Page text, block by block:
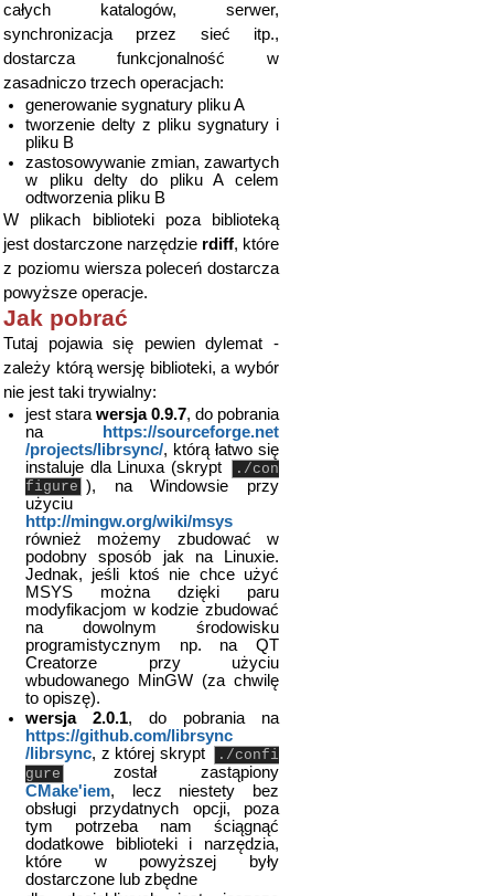
całych katalogów, serwer,
synchronizacja przez sieć itp.,
dostarcza funkcjonalność w
zasadniczo trzech operacjach:
generowanie sygnatury pliku A
tworzenie delty z pliku sygnatury i
pliku B
zastosowywanie zmian, zawartych
w pliku delty do pliku A celem
odtworzenia pliku B
W plikach biblioteki poza biblioteką
jest dostarczone narzędzie rdiff, które
z poziomu wiersza poleceń dostarcza
powyższe operacje.
Jak pobrać
Tutaj pojawia się pewien dylemat -
zależy którą wersję biblioteki, a wybór
nie jest taki trywialny:
jest stara wersja 0.9.7, do pobrania
na
https://sourceforge.net​
/projects/librsync/, którą łatwo się
instaluje dla Linuxa (skrypt
./con
figure ), na Windowsie przy
użyciu
http://mingw.org/wiki/msys
również możemy zbudować w
podobny sposób jak na Linuxie.
Jednak, jeśli ktoś nie chce użyć
MSYS można dzięki paru
modyfikacjom w kodzie zbudować
na dowolnym środowisku
programistycznym np. na QT
Creatorze przy użyciu
wbudowanego MinGW (za chwilę
to opiszę).
wersja 2.0.1, do pobrania na
https://github.com/librsync​
/librsync, z której skrypt
./confi
gure
został zastąpiony
CMake'iem, lecz niestety bez
obsługi przydatnych opcji, poza
tym potrzeba nam ściągnąć
dodatkowe biblioteki i narzędzia,
które w powyższej były
dostarczone lub zbędne